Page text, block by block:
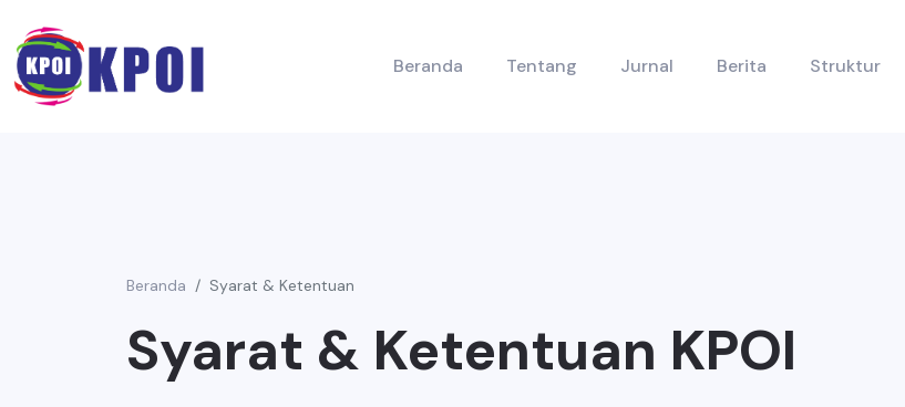
Beranda Tentang Jurnal Berita Struktur
Beranda Syarat & Ketentuan
Syarat & Ketentuan KPOI